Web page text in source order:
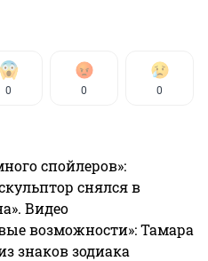
0 0 0
спойлеров»:
снялся в
Видео
возможности»: Тамара
знаков зодиака